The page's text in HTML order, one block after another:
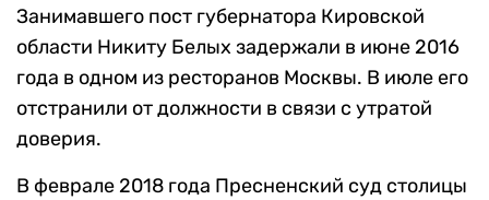
Занимавшего пост губернатора Кировской
области Никиту Белых задержали в июне 2016
года в одном из ресторанов Москвы. В июле его
отстранили от должности в связи с утратой
доверия.
В феврале 2018 года Пресненский суд столицы